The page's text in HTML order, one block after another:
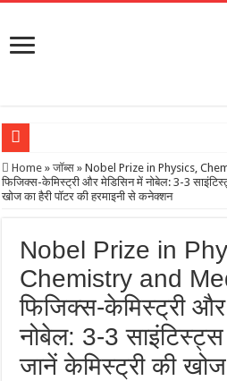
Home » जॉब्स » Nobel Prize in Physics,
फिजिक्स-केमिस्ट्री और मेडिसिन में नोबेल: 3-3
खोज का हैरी पॉटर की हरमाइनी से कनेक्शन
Nobel Prize in
Chemistry and
फिजिक्स-केमिस्ट्री
नोबेल: 3-3 साइंटिस्ट्स
जानें केमिस्ट्री की खोज